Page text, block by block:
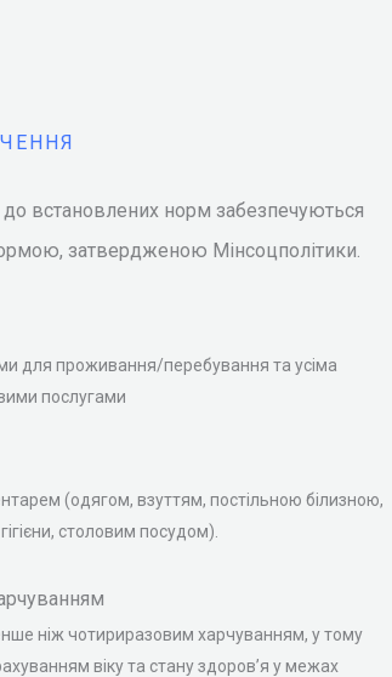
до встановлених норм забезпечуються
затвердженою Мінсоцполітики.
для проживання/перебування та усіма
послугами
(одягом, взуттям, постільною білизною,
столовим посудом).
ніж чотириразовим харчуванням, у тому
віку та стану здоров’я у межах